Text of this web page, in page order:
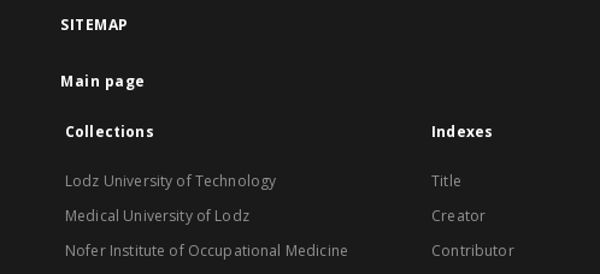
SITEMAP
Main page
Collections
Lodz University of Technology
Medical University of Lodz
Nofer Institute of Occupational Medicine
Indexes
Title
Creator
Contributor